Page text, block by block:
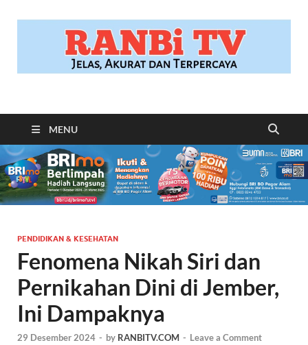
RANBITV.COM
MENU
PENDIDIKAN & KESEHATAN
Fenomena Nikah Siri dan
Pernikahan Dini di Jember,
Ini Dampaknya
29 Desember 2024 - by RANBITV.COM - Leave a Comment